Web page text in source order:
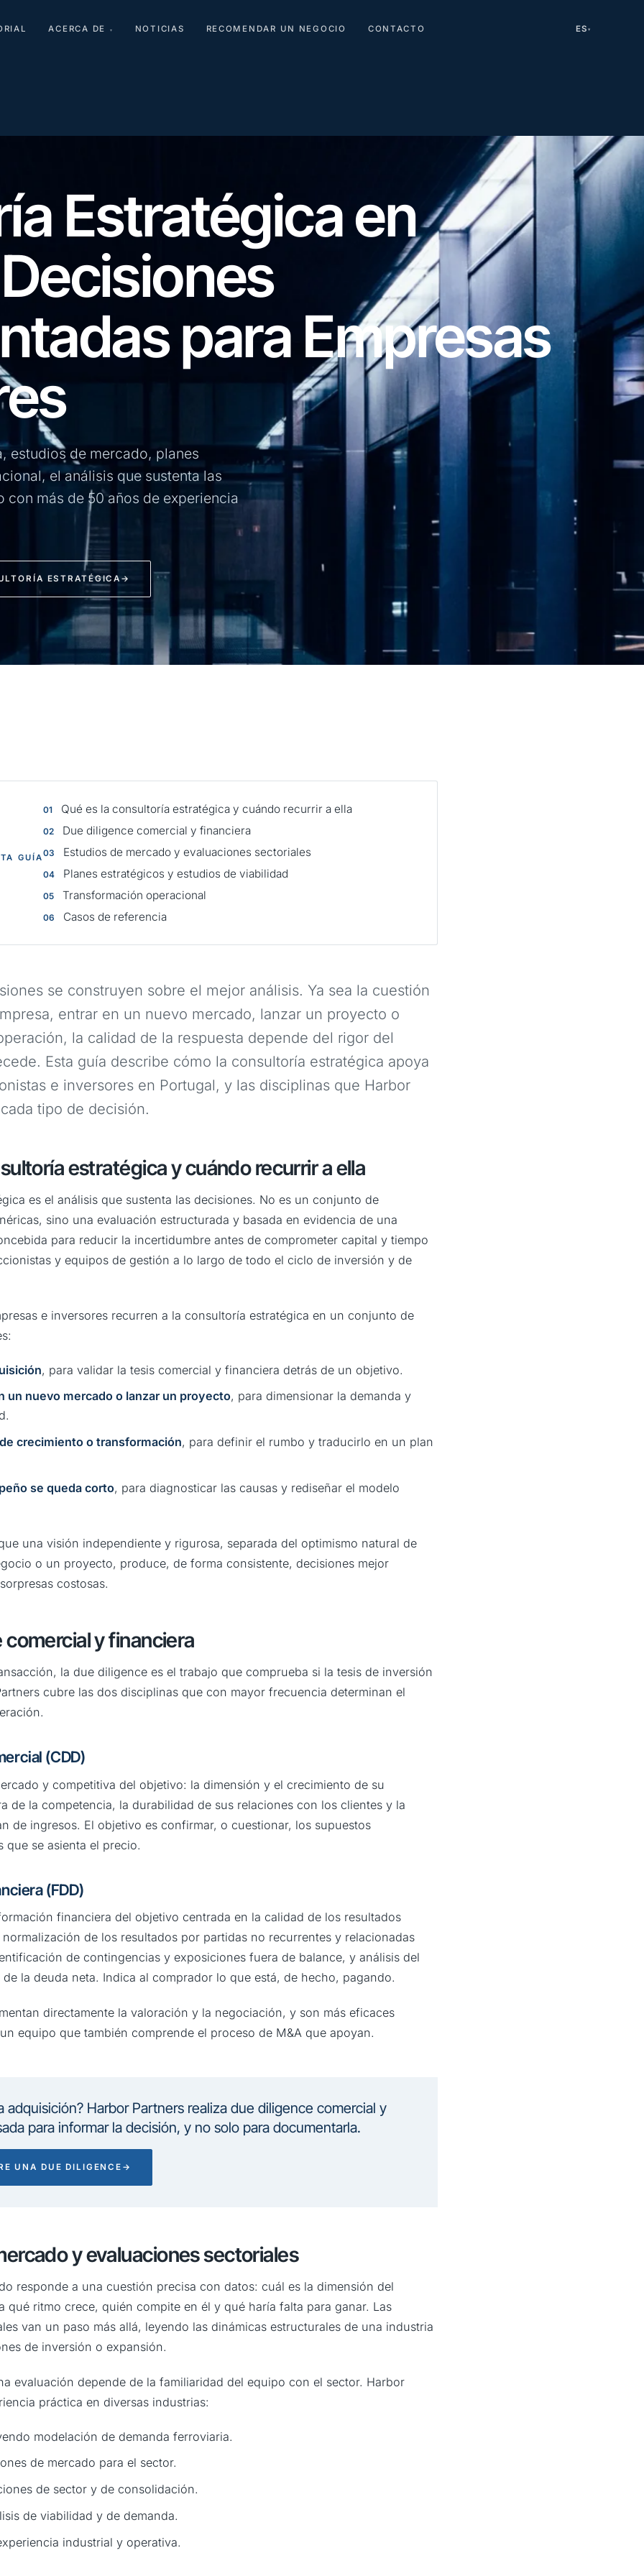
ACERCA DE ▾ NOTICIAS RECOMENDAR UN NEGOCIO CONTACTO ES ▾
Estratégica en
para Empresas
estudios de mercado, planes
el análisis que sustenta las
más de 50 años de experiencia
ESTRATÉGICA →
GUÍA
Qué es la consultoría estratégica y cuándo recurrir a ella
Due diligence comercial y financiera
Estudios de mercado y evaluaciones sectoriales
Planes estratégicos y estudios de viabilidad
Transformación operacional
Casos de referencia
se construyen sobre el mejor análisis. Ya sea la cuestión
entrar en un nuevo mercado, lanzar un proyecto o
la calidad de la respuesta depende del rigor del
Esta guía describe cómo la consultoría estratégica apoya
e inversores en Portugal, y las disciplinas que Harbor
tipo de decisión.
estratégica y cuándo recurrir a ella
es el análisis que sustenta las decisiones. No es un conjunto de
sino una evaluación estructurada y basada en evidencia de una
para reducir la incertidumbre antes de comprometer capital y tiempo
y equipos de gestión a lo largo de todo el ciclo de inversión y de
e inversores recurren a la consultoría estratégica en un conjunto de
, para validar la tesis comercial y financiera detrás de un objetivo.
un nuevo mercado o lanzar un proyecto, para dimensionar la demanda y
crecimiento o transformación, para definir el rumbo y traducirlo en un plan
se queda corto, para diagnosticar las causas y rediseñar el modelo
una visión independiente y rigurosa, separada del optimismo natural de
o un proyecto, produce, de forma consistente, decisiones mejor
costosas.
y financiera
la due diligence es el trabajo que comprueba si la tesis de inversión
cubre las dos disciplinas que con mayor frecuencia determinan el
(CDD)
y competitiva del objetivo: la dimensión y el crecimiento de su
de la competencia, la durabilidad de sus relaciones con los clientes y la
de ingresos. El objetivo es confirmar, o cuestionar, los supuestos
que se asienta el precio.
(FDD)
financiera del objetivo centrada en la calidad de los resultados
de los resultados por partidas no recurrentes y relacionadas
de contingencias y exposiciones fuera de balance, y análisis del
la deuda neta. Indica al comprador lo que está, de hecho, pagando.
directamente la valoración y la negociación, y son más eficaces
equipo que también comprende el proceso de M&A que apoyan.
adquisición? Harbor Partners realiza due diligence comercial y
para informar la decisión, y no solo para documentarla.
UNA DUE DILIGENCE →
y evaluaciones sectoriales
responde a una cuestión precisa con datos: cuál es la dimensión del
qué ritmo crece, quién compite en él y qué haría falta para ganar. Las
van un paso más allá, leyendo las dinámicas estructurales de una industria
de inversión o expansión.
evaluación depende de la familiaridad del equipo con el sector. Harbor
práctica en diversas industrias:
modelación de demanda ferroviaria.
de mercado para el sector.
de sector y de consolidación.
de viabilidad y de demanda.
industrial y operativa.